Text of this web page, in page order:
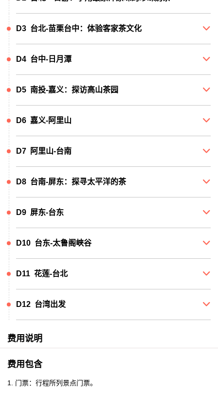
D3 台北-苗栗台中：体验客家茶文化 
D4 台中-日月潭 
D5 南投-嘉义：探访高山茶园 
D6 嘉义-阿里山 
D7 阿里山-台南 
D8 台南-屏东：探寻太平洋的茶 
D9 屏东-台东 
D10 台东-太鲁阁峡谷 
D11 花莲-台北 
D12 台湾出发 
费用说明
费用包含
1. 门票：行程所列景点门票。